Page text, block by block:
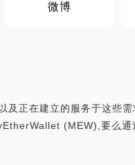
微博
及正在建立的服务于这些
(MEW),要么通